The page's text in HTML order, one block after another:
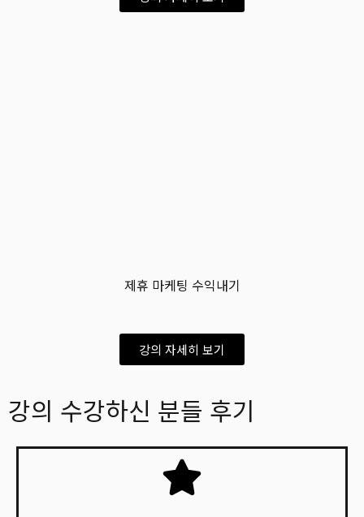
제휴 마케팅 수익내기
강의 자세히 보기
강의 수강하신 분들 후기